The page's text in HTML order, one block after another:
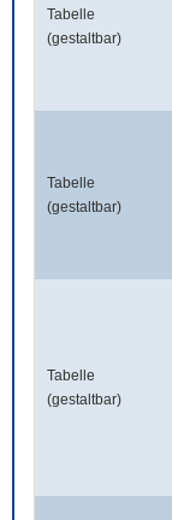
Tabelle
(gestaltbar)
Tabelle
(gestaltbar)
Tabelle
(gestaltbar)